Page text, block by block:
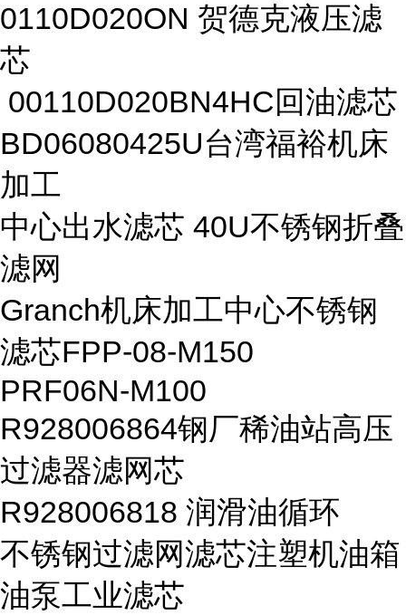
0110D020ON 贺德克液压滤
芯
00110D020BN4HC回油滤芯
BD06080425U台湾福裕机床
加工
中心出水滤芯 40U不锈钢折叠
滤网
Granch机床加工中心不锈钢
滤芯FPP-08-M150
PRF06N-M100
R928006864钢厂稀油站高压
过滤器滤网芯
R928006818 润滑油循环
不锈钢过滤网滤芯注塑机油箱
油泵工业滤芯